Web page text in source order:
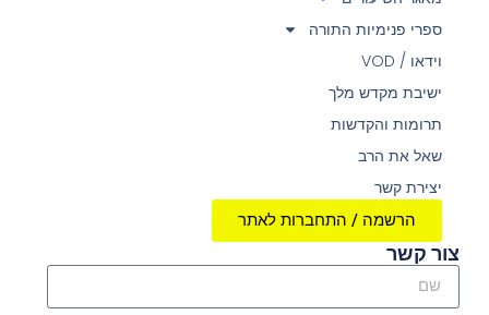
ספרי פנימיות התורה
וידאו / VOD
ישיבת מקדש מלך
תרומות והקדשות
שאל את הרב
יצירת קשר
הרשמה / התחברות לאתר
צור קשר